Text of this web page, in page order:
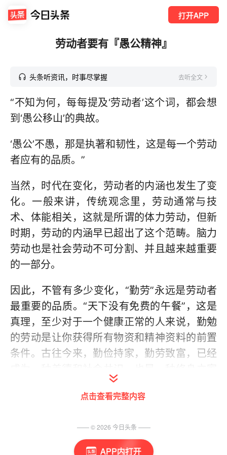
打开APP
APP内打开
劳动者要有『愚公精神』
头条听资讯，时事尽掌握 去听全文
“不知为何，每每提及‘劳动者’这个词，都会想
到‘愚公移山’的典故。
‘愚公’不愚，那是执著和韧性，这是每一个劳动
者应有的品质。”
当然，时代在变化，劳动者的内涵也发生了变
化。一般来讲，传统观念里，劳动通常与技
术、体能相关，这就是所谓的体力劳动，但新
时期，劳动的内涵早已超出了这个范畴。脑力
劳动也是社会劳动不可分割、并且越来越重要
的一部分。
因此，不管有多少变化，“勤劳”永远是劳动者
最重要的品质。“天下没有免费的午餐”，这是
真理，至少对于一个健康正常的人来说，勤勉
的劳动是让你获得所有物资和精神资料的前置
条件。古往今来，勤俭持家，勤劳致富，已经
的品质。德国经济实力雄厚，但人们却没有因
此而放弃劳动，反而是稳扎稳打，以实体经济
们的严谨态度源自于勤劳，于是你会看到德国
产品的性能总是独一无二的。
点击查看完整内容
—— ©2026 今日头条 ——